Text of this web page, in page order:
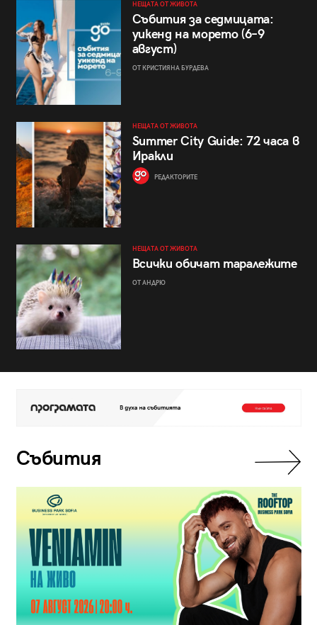
НЕЩАТА ОТ ЖИВОТА
Събития за седмицата:
уикенд на морето (6–9
август)
ОТ КРИСТИЯНА БУРДЕВА
НЕЩАТА ОТ ЖИВОТА
Summer City Guide: 72 часа в
Иракли
РЕДАКТОРИТЕ
НЕЩАТА ОТ ЖИВОТА
Всички обичат таралежите
ОТ АНДРЮ
Събития